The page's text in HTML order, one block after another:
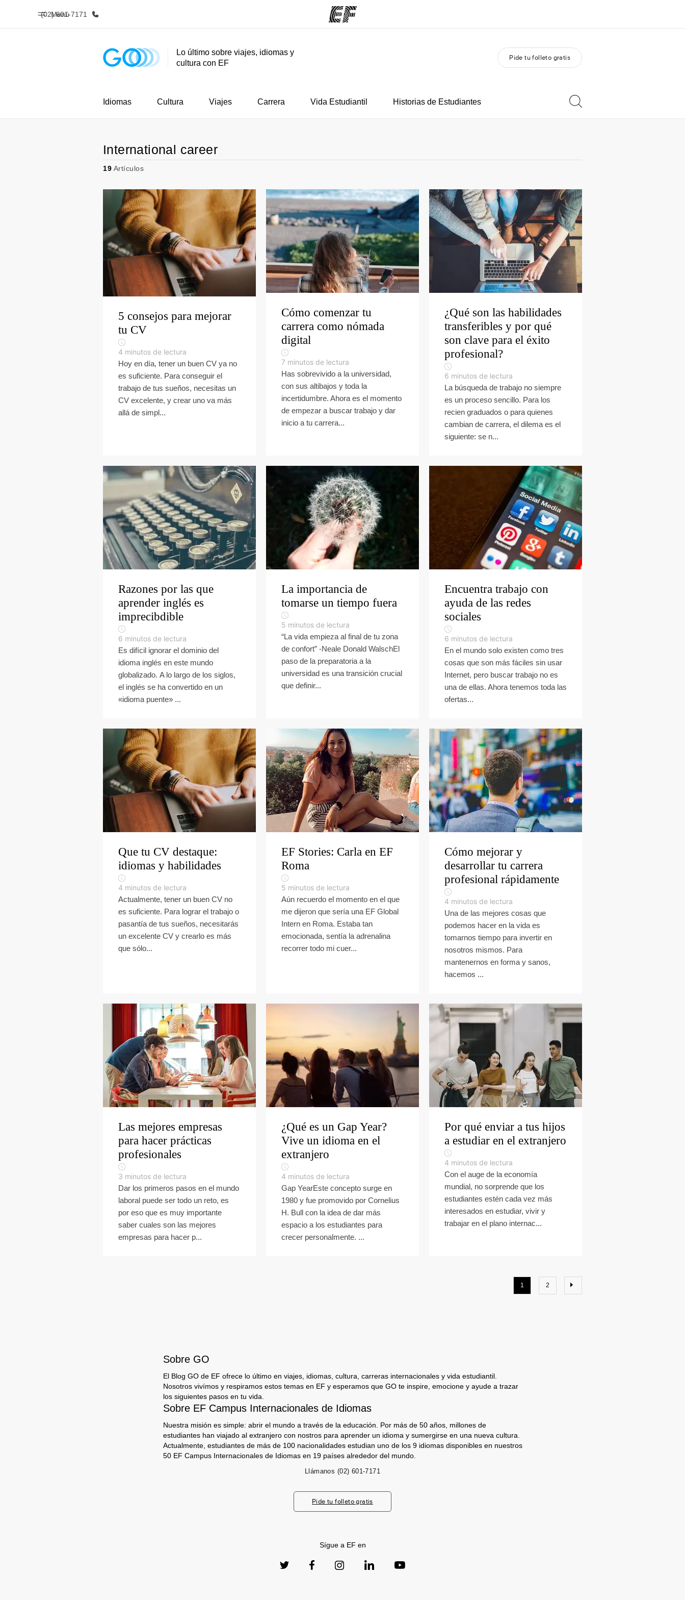
Menú
(02) 601-7171
Inicio Programas Trabajos
Lo último sobre viajes, idiomas y
cultura con EF
Pide tu folleto gratis
Idiomas Cultura Viajes Carrera Vida Estudiantil Historias de Estudiantes
International career
19 Artículos
5 consejos para mejorar
tu CV
4 minutos de lectura
Hoy en día, tener un buen CV ya no
es suficiente. Para conseguir el
trabajo de tus sueños, necesitas un
CV excelente, y crear uno va más
allá de simpl...
Cómo comenzar tu
carrera como nómada
digital
7 minutos de lectura
Has sobrevivido a la universidad,
con sus altibajos y toda la
incertidumbre. Ahora es el momento
de empezar a buscar trabajo y dar
inicio a tu carrera...
¿Qué son las habilidades
transferibles y por qué
son clave para el éxito
profesional?
6 minutos de lectura
La búsqueda de trabajo no siempre
es un proceso sencillo. Para los
recien graduados o para quienes
cambian de carrera, el dilema es el
siguiente: se n...
Razones por las que
aprender inglés es
imprecibdible
6 minutos de lectura
Es difícil ignorar el dominio del
idioma inglés en este mundo
globalizado. A lo largo de los siglos,
el inglés se ha convertido en un
«idioma puente» ...
La importancia de
tomarse un tiempo fuera
5 minutos de lectura
“La vida empieza al final de tu zona
de confort” -Neale Donald WalschEl
paso de la preparatoria a la
universidad es una transición crucial
que definir...
Encuentra trabajo con
ayuda de las redes
sociales
6 minutos de lectura
En el mundo solo existen como tres
cosas que son más fáciles sin usar
Internet, pero buscar trabajo no es
una de ellas. Ahora tenemos toda las
ofertas...
Que tu CV destaque:
idiomas y habilidades
4 minutos de lectura
Actualmente, tener un buen CV no
es suficiente. Para lograr el trabajo o
pasantía de tus sueños, necesitarás
un excelente CV y crearlo es más
que sólo...
EF Stories: Carla en EF
Roma
5 minutos de lectura
Aún recuerdo el momento en el que
me dijeron que sería una EF Global
Intern en Roma. Estaba tan
emocionada, sentía la adrenalina
recorrer todo mi cuer...
Cómo mejorar y
desarrollar tu carrera
profesional rápidamente
4 minutos de lectura
Una de las mejores cosas que
podemos hacer en la vida es
tomarnos tiempo para invertir en
nosotros mismos. Para
mantenernos en forma y sanos,
hacemos ...
Las mejores empresas
para hacer prácticas
profesionales
3 minutos de lectura
Dar los primeros pasos en el mundo
laboral puede ser todo un reto, es
por eso que es muy importante
saber cuales son las mejores
empresas para hacer p...
¿Qué es un Gap Year?
Vive un idioma en el
extranjero
4 minutos de lectura
Gap YearEste concepto surge en
1980 y fue promovido por Cornelius
H. Bull con la idea de dar más
espacio a los estudiantes para
crecer personalmente. ...
Por qué enviar a tus hijos
a estudiar en el extranjero
4 minutos de lectura
Con el auge de la economía
mundial, no sorprende que los
estudiantes estén cada vez más
interesados en estudiar, vivir y
trabajar en el plano internac...
1 2
Sobre GO
El Blog GO de EF ofrece lo último en viajes, idiomas, cultura, carreras internacionales y vida estudiantil.
Nosotros vivímos y respiramos estos temas en EF y esperamos que GO te inspire, emocione y ayude a trazar
los siguientes pasos en tu vida.
Sobre EF Campus Internacionales de Idiomas
Nuestra misión es simple: abrir el mundo a través de la educación. Por más de 50 años, millones de
estudiantes han viajado al extranjero con nostros para aprender un idioma y sumergirse en una nueva cultura.
Actualmente, estudiantes de más de 100 nacionalidades estudian uno de los 9 idiomas disponibles en nuestros
50 EF Campus Internacionales de Idiomas en 19 países alrededor del mundo.
Llámanos (02) 601-7171
Pide tu folleto gratis
Sígue a EF en